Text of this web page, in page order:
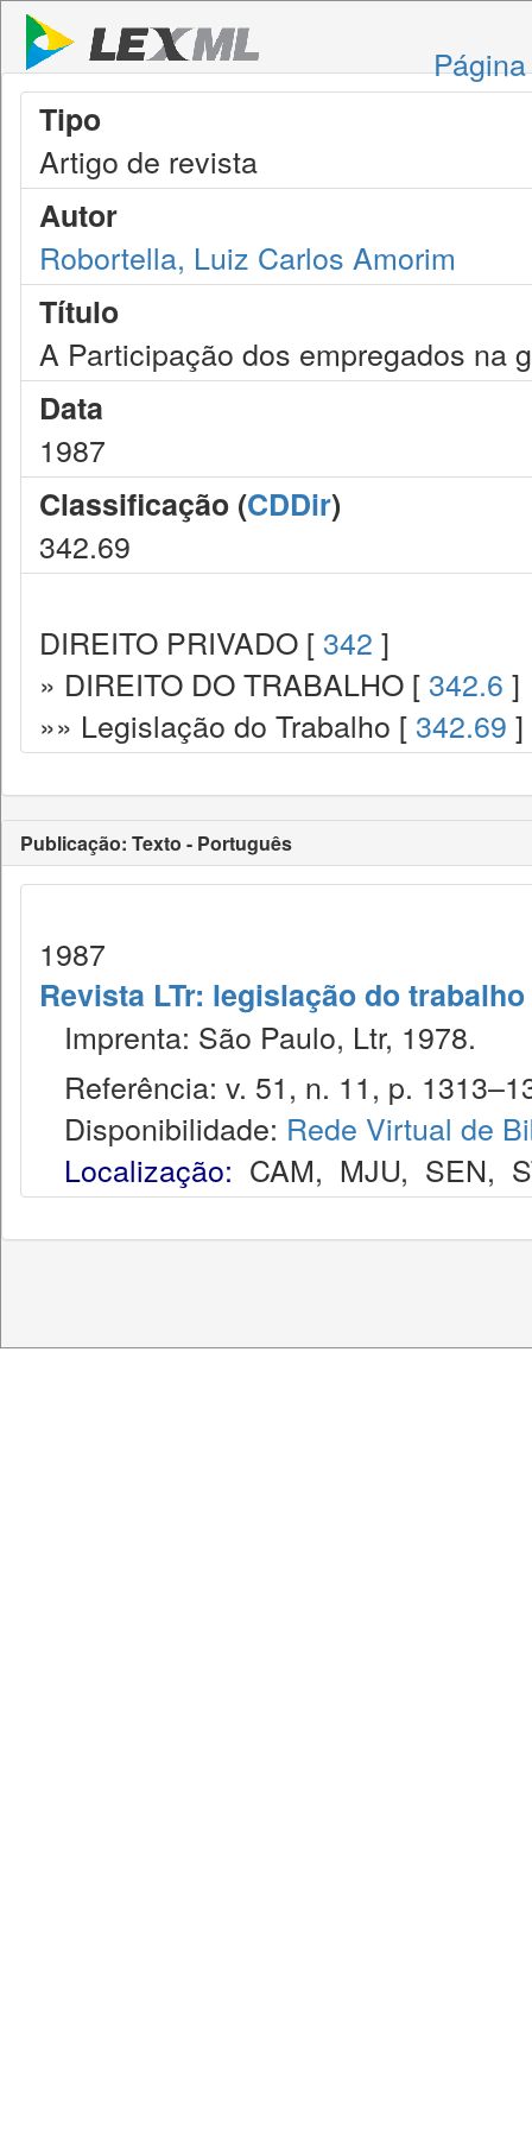
Tipo
Artigo de revista
Autor
Robortella, Luiz Carlos Amorim
Título
A Participação dos empregados na
Data
1987
Classificação (CDDir)
342.69
DIREITO PRIVADO [ 342 ]
» DIREITO DO TRABALHO [ 342.6 ]
»» Legislação do Trabalho [ 342.69 ]
Publicação: Texto - Português
1987
Revista LTr: legislação do trabalho
Imprenta: São Paulo, Ltr, 1978.
Referência: v. 51, n. 11, p.
Disponibilidade: Rede Virtual de
Localização: CAM, MJU, SEN,